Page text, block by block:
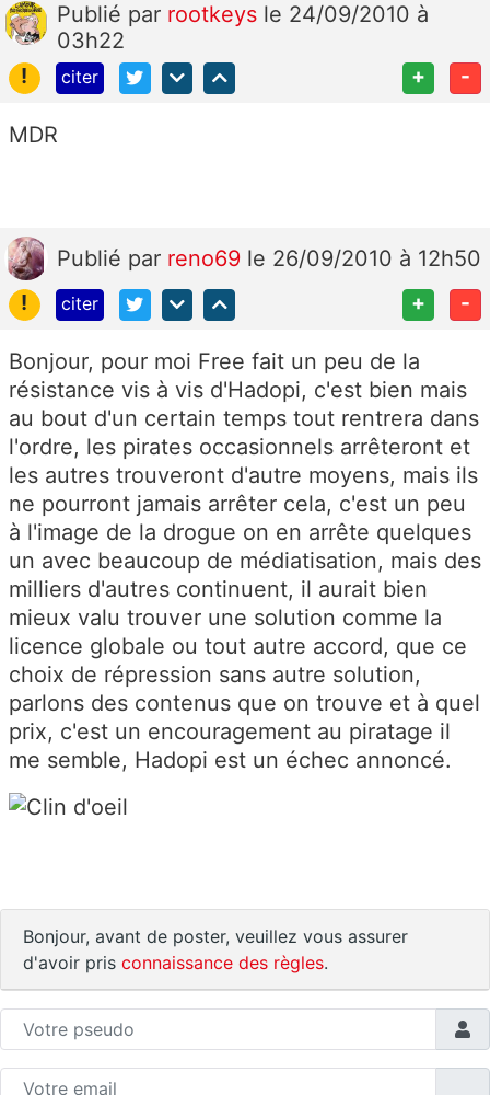
Publié par rootkeys le 24/09/2010 à
03h22
!
citer + -
MDR
Publié par reno69 le 26/09/2010 à 12h50
!
citer + -
Bonjour, pour moi Free fait un peu de la
résistance vis à vis d'Hadopi, c'est bien mais
au bout d'un certain temps tout rentrera dans
l'ordre, les pirates occasionnels arrêteront et
les autres trouveront d'autre moyens, mais ils
ne pourront jamais arrêter cela, c'est un peu
à l'image de la drogue on en arrête quelques
un avec beaucoup de médiatisation, mais des
milliers d'autres continuent, il aurait bien
mieux valu trouver une solution comme la
licence globale ou tout autre accord, que ce
choix de répression sans autre solution,
parlons des contenus que on trouve et à quel
prix, c'est un encouragement au piratage il
me semble, Hadopi est un échec annoncé.
Bonjour, avant de poster, veuillez vous assurer
d'avoir pris connaissance des règles.